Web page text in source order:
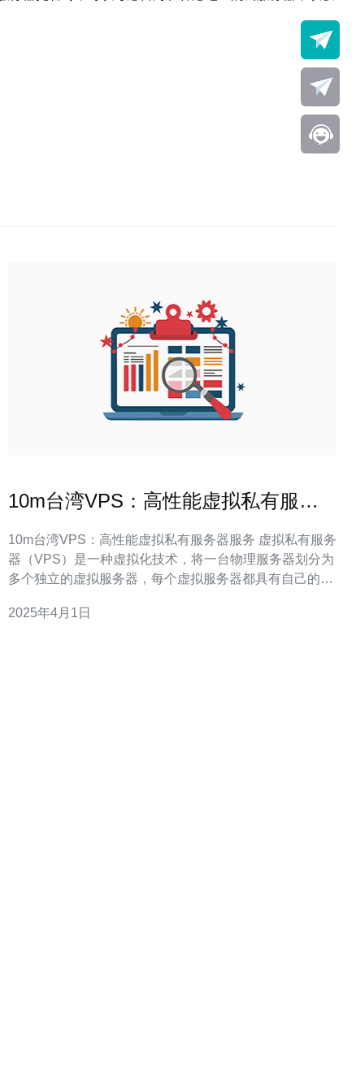
10m台湾VPS：高性能虚拟私有服务
10m台湾VPS：高性能虚拟私有服务器服务 虚拟私有服务
器（VPS）是一种虚拟化技术，将一台物理服务器划分为
多个独立的虚拟服务器，每个虚拟服务器都具有自己的操
性，使用户能够完全控制自己的服务器。 台湾是一个互联
2025年4月1日